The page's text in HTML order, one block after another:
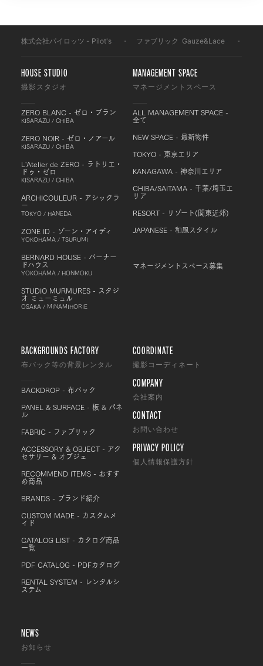
株式会社パイロッツ - Pilot's ファブリック Gauze&Lace
HOUSE STUDIO
撮影スタジオ
ZERO BLANC - ゼロ・ブラン
KISARAZU / CHIBA
ZERO NOIR - ゼロ・ノアール
KISARAZU / CHIBA
L'Atelier de ZERO - ラトリエ・
ドゥ・ゼロ
KISARAZU / CHIBA
ARCHICOULEUR - アシックラ
ー
TOKYO / HANEDA
ZONE ID - ゾーン・アイディ
YOKOHAMA / TSURUMI
BERNARD HOUSE - バーナー
ドハウス
YOKOHAMA / HONMOKU
STUDIO MURMURES - スタジ
オ ミューミュル
OSAKA / MINAMIHORIE
MANAGEMENT SPACE
マネージメントスペース
ALL MANAGEMENT SPACE -
全て
NEW SPACE - 最新物件
TOKYO - 東京エリア
KANAGAWA - 神奈川エリア
CHIBA/SAITAMA - 千葉/埼玉エ
リア
RESORT - リゾート(関東近郊)
JAPANESE - 和風スタイル
マネージメントスペース募集
BACKGROUNDS FACTORY
布バック等の背景レンタル
BACKDROP - 布バック
PANEL & SURFACE - 板 & パネ
ル
FABRIC - ファブリック
ACCESSORY & OBJECT - アク
セサリー & オブジェ
RECOMMEND ITEMS - おすす
め商品
BRANDS - ブランド紹介
CUSTOM MADE - カスタムメ
イド
CATALOG LIST - カタログ商品
一覧
PDF CATALOG - PDFカタログ
RENTAL SYSTEM - レンタルシ
ステム
COORDINATE
撮影コーディネート
COMPANY
会社案内
CONTACT
お問い合わせ
PRIVACY POLICY
個人情報保護方針
NEWS
お知らせ